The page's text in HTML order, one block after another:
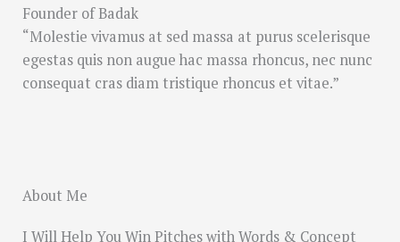
Founder of Badak
“Molestie vivamus at sed massa at purus scelerisque
egestas quis non augue hac massa rhoncus, nec nunc
consequat cras diam tristique rhoncus et vitae.”
About Me
I Will Help You Win Pitches with Words & Concept